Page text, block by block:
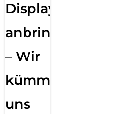
Displayfolie
anbringen
– Wir
kümmern
uns